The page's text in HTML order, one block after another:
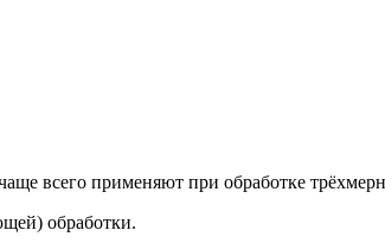
всего применяют при обработке
обработки.